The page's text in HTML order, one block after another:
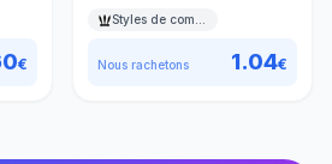
€ Nous rachetons 1.04€